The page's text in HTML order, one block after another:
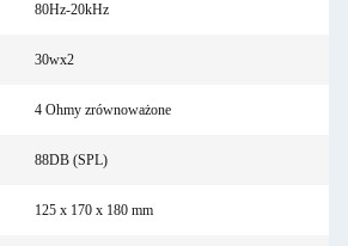
80Hz-20kHz
30wx2
4 Ohmy zrównoważone
88DB (SPL)
125 x 170 x 180 mm